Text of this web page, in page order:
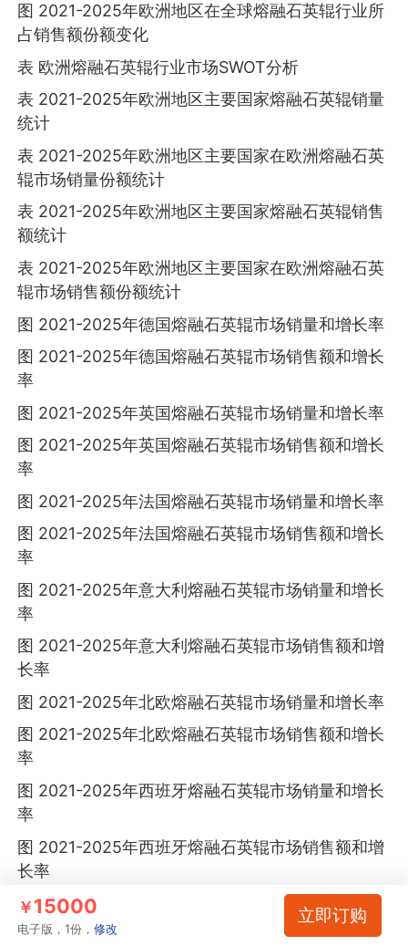
图 2021-2025年欧洲地区在全球熔融石英辊行业所
占销售额份额变化
表 欧洲熔融石英辊行业市场SWOT分析
表 2021-2025年欧洲地区主要国家熔融石英辊销量
统计
表 2021-2025年欧洲地区主要国家在欧洲熔融石英
辊市场销量份额统计
表 2021-2025年欧洲地区主要国家熔融石英辊销售
额统计
表 2021-2025年欧洲地区主要国家在欧洲熔融石英
辊市场销售额份额统计
图 2021-2025年德国熔融石英辊市场销量和增长率
图 2021-2025年德国熔融石英辊市场销售额和增长
率
图 2021-2025年英国熔融石英辊市场销量和增长率
图 2021-2025年英国熔融石英辊市场销售额和增长
率
图 2021-2025年法国熔融石英辊市场销量和增长率
图 2021-2025年法国熔融石英辊市场销售额和增长
率
图 2021-2025年意大利熔融石英辊市场销量和增长
率
图 2021-2025年意大利熔融石英辊市场销售额和增
长率
图 2021-2025年北欧熔融石英辊市场销量和增长率
图 2021-2025年北欧熔融石英辊市场销售额和增长
率
图 2021-2025年西班牙熔融石英辊市场销量和增长
率
图 2021-2025年西班牙熔融石英辊市场销售额和增
长率
图 2021-2025年比利时熔融石英辊市场销量和增长
率
￥15000
电子版，1份，修改
立即订购